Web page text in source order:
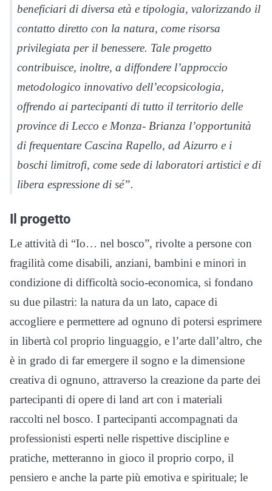
beneficiari di diversa età e tipologia, valorizzando il
contatto diretto con la natura, come risorsa
privilegiata per il benessere. Tale progetto
contribuisce, inoltre, a diffondere l’approccio
metodologico innovativo dell’ecopsicologia,
offrendo ai partecipanti di tutto il territorio delle
province di Lecco e Monza- Brianza l’opportunità
di frequentare Cascina Rapello, ad Aizurro e i
boschi limitrofi, come sede di laboratori artistici e di
libera espressione di sé”.
Il progetto
Le attività di “Io… nel bosco”, rivolte a persone con
fragilità come disabili, anziani, bambini e minori in
condizione di difficoltà socio-economica, si fondano
su due pilastri: la natura da un lato, capace di
accogliere e permettere ad ognuno di potersi esprimere
in libertà col proprio linguaggio, e l’arte dall’altro, che
è in grado di far emergere il sogno e la dimensione
creativa di ognuno, attraverso la creazione da parte dei
partecipanti di opere di land art con i materiali
raccolti nel bosco. I partecipanti accompagnati da
professionisti esperti nelle rispettive discipline e
pratiche, metteranno in gioco il proprio corpo, il
pensiero e anche la parte più emotiva e spirituale; le